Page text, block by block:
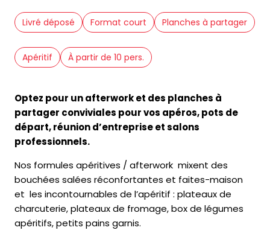
Livré déposé Format court Planches à partager
Apéritif À partir de 10 pers.
Optez pour un afterwork et des planches à
partager conviviales pour vos apéros, pots de
départ, réunion d’entreprise et salons
professionnels.
Nos formules apéritives / afterwork mixent des
bouchées salées réconfortantes et faites-maison
et les incontournables de l’apéritif : plateaux de
charcuterie, plateaux de fromage, box de légumes
apéritifs, petits pains garnis.